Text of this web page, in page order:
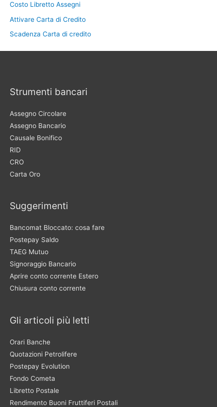
Costo Libretto Assegni
Attivare Carta di Credito
Scadenza Carta di credito
Strumenti bancari
Assegno Circolare
Assegno Bancario
Causale Bonifico
RID
CRO
Carta Oro
Suggerimenti
Bancomat Bloccato: cosa fare
Postepay Saldo
TAEG Mutuo
Signoraggio Bancario
Aprire conto corrente Estero
Chiusura conto corrente
Gli articoli più letti
Orari Banche
Quotazioni Petrolifere
Postepay Evolution
Fondo Cometa
Libretto Postale
Rendimento Buoni Fruttiferi Postali